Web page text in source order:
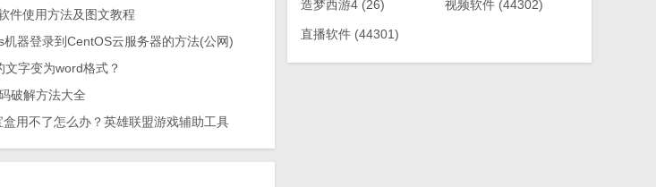
件使用方法及图文教程
机器登录到CentOS云服务器的方法(公网)
文字变为word格式？
破解方法大全
盒用不了怎么办？英雄联盟游戏辅助工具
造梦西游4(26) 视频软件 (44302)
直播软件(44301)